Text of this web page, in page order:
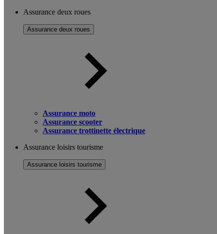
Assurance deux roues
Assurance deux roues
Assurance moto
Assurance scooter
Assurance trottinette électrique
Assurance loisirs tourisme
Assurance loisirs tourisme